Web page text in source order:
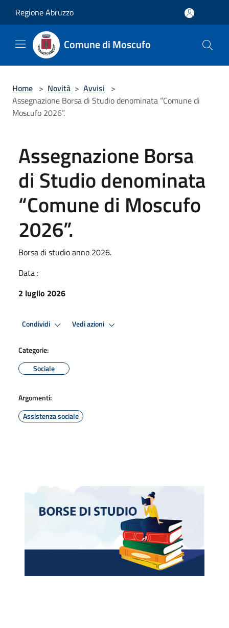
Regione Abruzzo
Comune di Moscufo
Home > Novità > Avvisi >
Assegnazione Borsa di Studio denominata “Comune di
Moscufo 2026”.
Assegnazione Borsa
di Studio denominata
“Comune di Moscufo
2026”.
Borsa di studio anno 2026.
Data :
2 luglio 2026
Condividi Vedi azioni
Categorie:
Sociale
Argomenti:
Assistenza sociale